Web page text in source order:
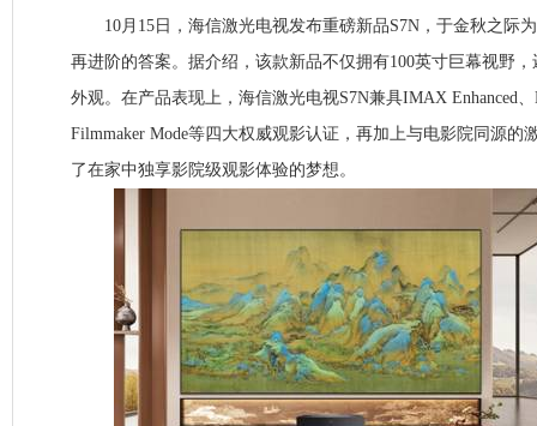
10月15日，海信激光电视发布重磅新品S7N，于金秋之际
再进阶的答案。据介绍，该款新品不仅拥有100英寸巨幕视野
外观。在产品表现上，海信激光电视S7N兼具IMAX Enhanced
Filmmaker Mode等四大权威观影认证，再加上与电影院同源的
了在家中独享影院级观影体验的梦想。